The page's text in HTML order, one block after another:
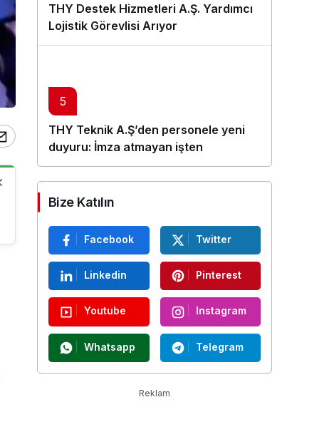
THY Destek Hizmetleri A.Ş. Yardımcı
Lojistik Görevlisi Arıyor
5
THY Teknik A.Ş’den personele yeni
duyuru: İmza atmayan işten
çıkarılacak
Bize Katılın
Facebook Twitter
Linkedin Pinterest
Youtube Instagram
Whatsapp Telegram
Reklam